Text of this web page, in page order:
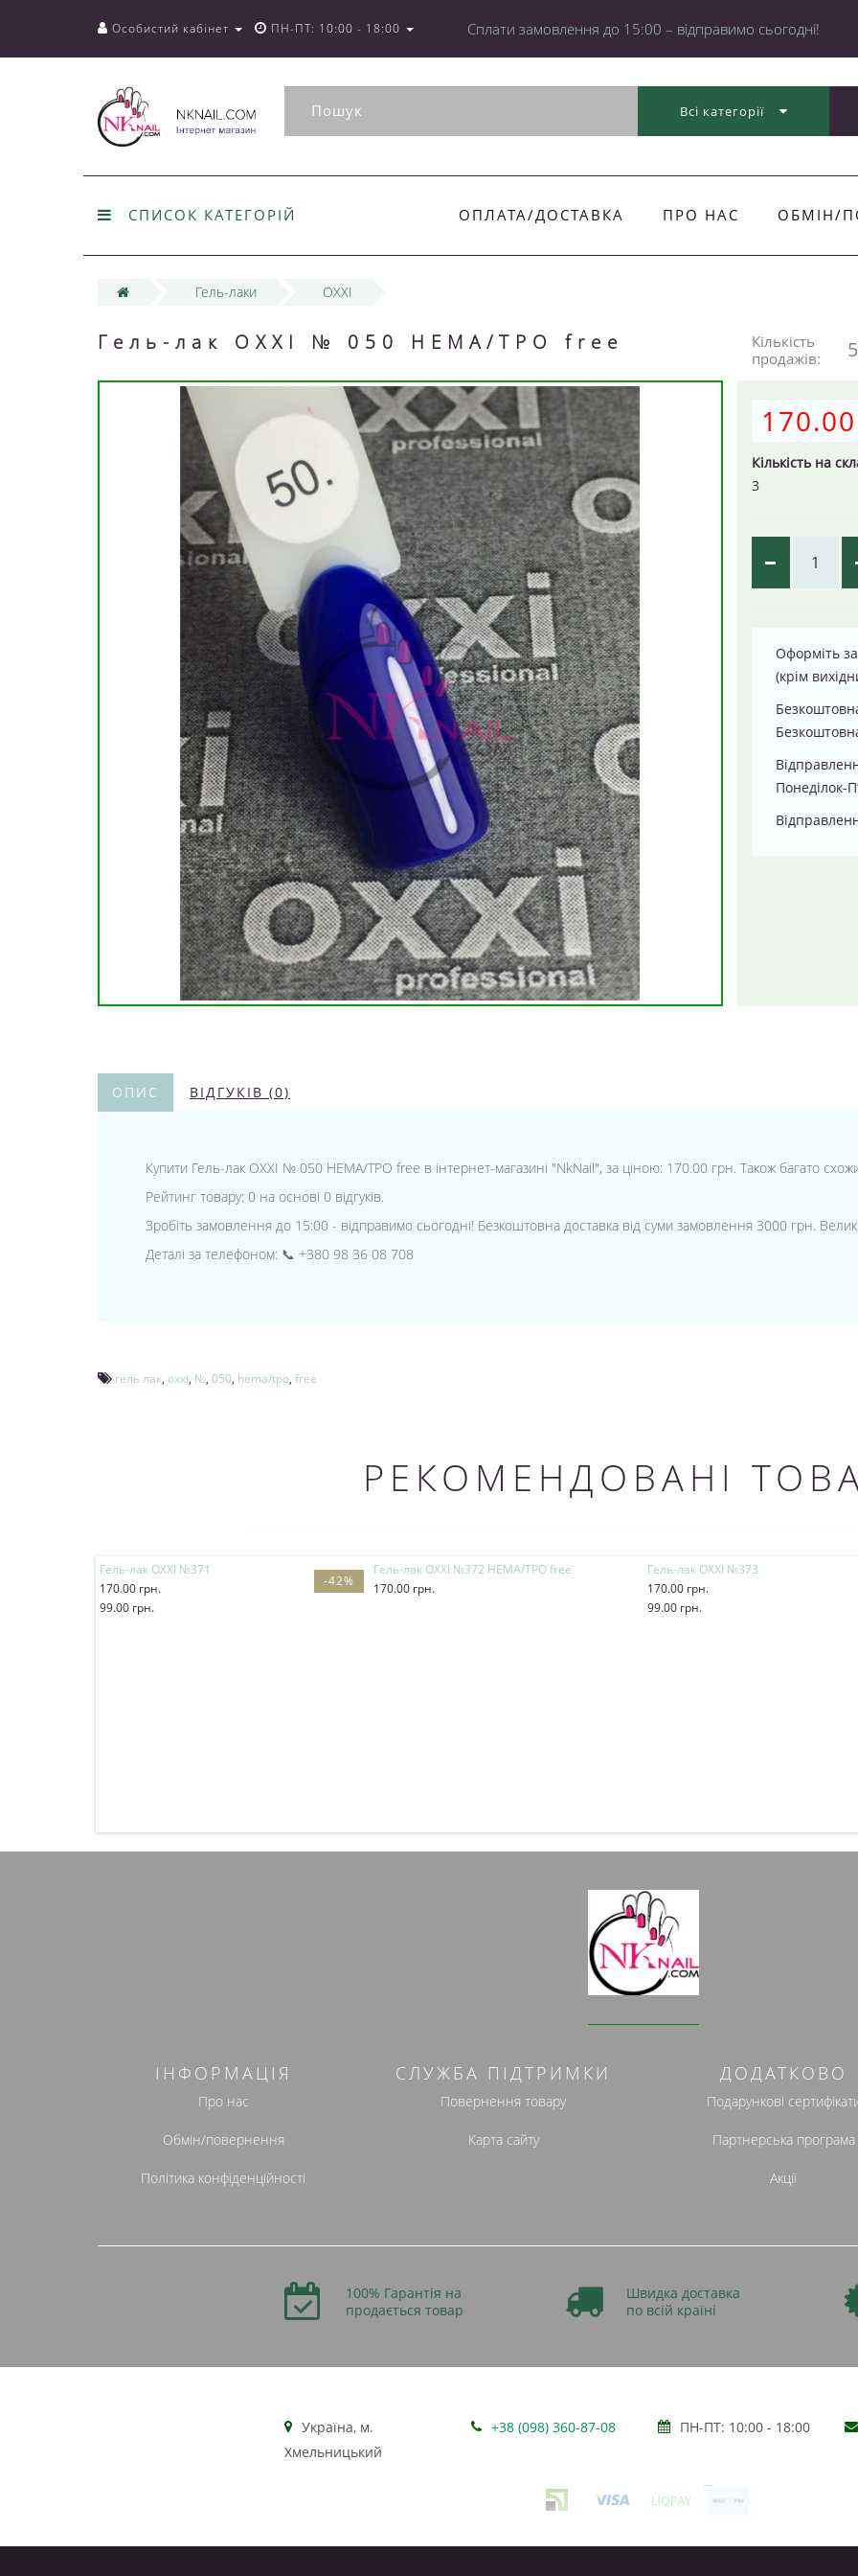
Cплати замовлення до 15:00 – відправимо сьогодні!
Особистий кабінет ПН-ПТ: 10:00 - 18:00
Всі категорії
СПИСОК КАТЕГОРІЙ ОПЛАТА/ДОСТАВКА ПРО НАС ОБМІН/
Гель-лаки OXXI
Гель-лак OXXI № 050 HEMA/TPO free
Кількість
продажів:
Кількість на
3
Оформіть
(крім
Понеділок-
ОПИС ВІДГУКІВ (0)
Купити Гель-лак OXXI № 050 HEMA/TPO free в інтернет-магазині "NkNail", за ціною: 170.00 грн. Також багато
Рейтинг товару: 0 на основі 0 відгуків.
Зробіть замовлення до 15:00 - відправимо сьогодні! Безкоштовна доставка від суми замовлення 3000 грн.
Деталі за телефоном: 📞 +380 98 36 08 708
гель лак, oxxi, №, 050, hema/tpo, free
РЕКОМЕНДОВАНІ
-42%
Гель-лак OXXI №371
170.00 грн.
99.00 грн.
Гель-лак OXXI №372 HEMA/TPO free
170.00 грн.
Гель-лак OXXI №373
170.00 грн.
99.00 грн.
ІНФОРМАЦІЯ
Про нас
Обмін/повернення
Політика конфіденційності
СЛУЖБА ПІДТРИМКИ
Повернення товару
Карта сайту
ДОДАТКОВО
Подарункові
Партнерська програма
Акції
100% Гарантія на
продається товар
Швидка доставка
по всій країні
Українa, м.
Хмельницький
+38 (098) 360-87-08 ПН-ПТ: 10:00 - 18:00